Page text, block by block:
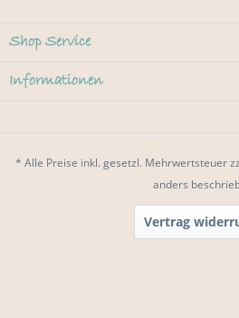
Shop Service
Informationen
* Alle Preise inkl. gesetzl. Mehrwertsteuer
anders
Vertrag